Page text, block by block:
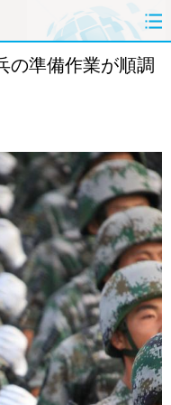
経済
写真
の準備作業が順調